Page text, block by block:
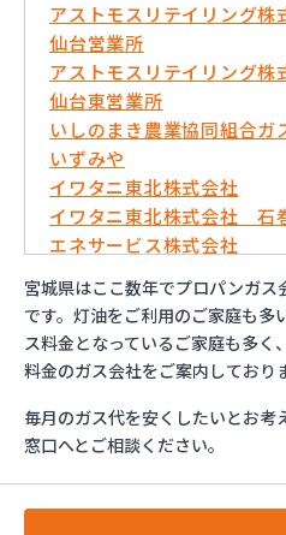
アストモスリテイリング
仙台営業所
アストモスリテイリング
仙台東営業所
いしのまき農業協同組合ガ
いずみや
イワタニ東北株式会社
イワタニ東北株式会社 石
エネサービス株式会社
エネックスジャパン株式会
エネックスジャパン株式
カガク興商株式会社
カガク興商株式会社 充填
カメイ株式会社
カメイ株式会社 LPガス塩
カメイ株式会社 宮城支
宮城県はここ数年でプロパンガ
です。灯油をご利用のご家庭も多
ス料金となっているご家庭も多く
料金のガス会社をご案内しており
毎月のガス代を安くしたいとお
窓口へとご相談ください。